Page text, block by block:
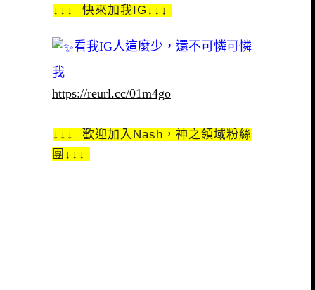
↓↓↓ 快來加我IG↓↓↓
看我IG人這麼少，還不可憐可憐
我
https://reurl.cc/01m4go
↓↓↓ 歡迎加入Nash，神之領域粉絲
團↓↓↓